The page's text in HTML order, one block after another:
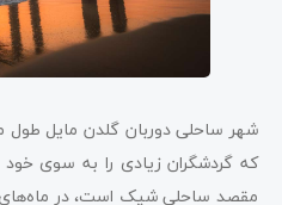
شهر ساحلی دوربان گلدن مایل طول
که گردشگران زیادی را به سوی
مقصد ساحلی شیک است، در ماه‌های